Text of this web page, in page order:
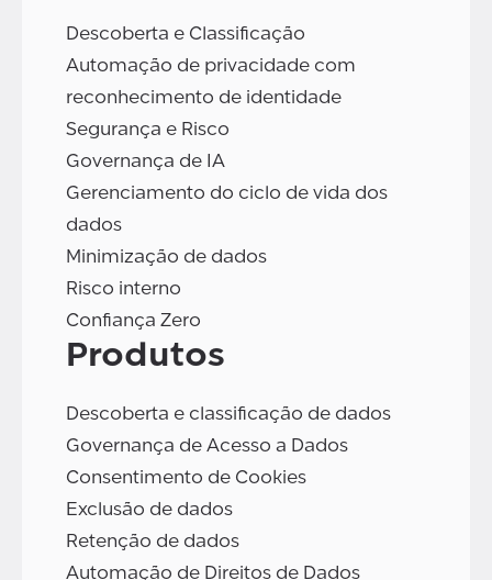
Descoberta e Classificação
Automação de privacidade com
reconhecimento de identidade
Segurança e Risco
Governança de IA
Gerenciamento do ciclo de vida dos
dados
Minimização de dados
Risco interno
Confiança Zero
Produtos
Descoberta e classificação de dados
Governança de Acesso a Dados
Consentimento de Cookies
Exclusão de dados
Retenção de dados
Automação de Direitos de Dados